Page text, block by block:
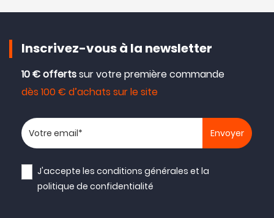
Inscrivez-vous à la newsletter
10 € offertssur votre première commande
dès 100 € d’achats sur le site
Votre adresse email
J'accepte lesconditions générales et la
politique de confidentialité